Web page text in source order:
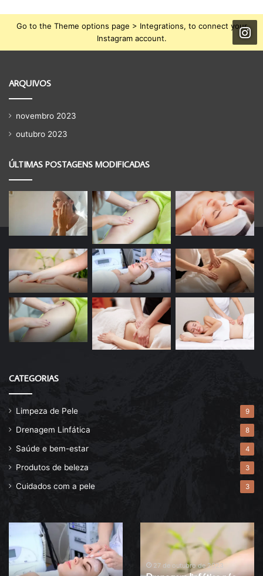
Go to the Theme options page > Integrations, to connect your
Instagram account.
ARQUIVOS
novembro 2023
outubro 2023
ÚLTIMAS POSTAGENS MODIFICADAS
CATEGORIAS
Limpeza de Pele 9
Drenagem Linfática 8
Saúde e bem-estar 4
Produtos de beleza 3
Cuidados com a pele 3
Descubra
o
melhor
Drenagem
operatória
27 de outubro de 2023